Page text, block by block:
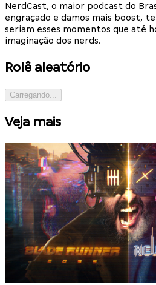
NerdCast, o maior podcast do
engraçado e damos mais boost,
seriam esses momentos que até
imaginação dos nerds.
Rolê aleatório
Carregando...
Veja mais